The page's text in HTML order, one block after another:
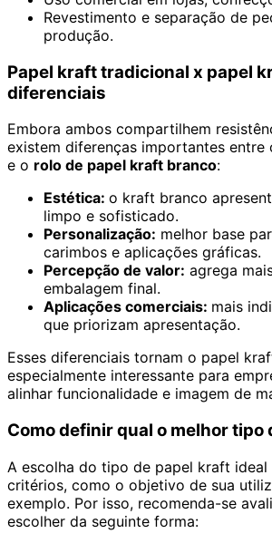
Revestimento e separação de
produção.
Papel kraft tradicional x papel
diferenciais
Embora ambos compartilhem
existem diferenças importantes
e o rolo de papel kraft branco:
Estética: o kraft branco
limpo e sofisticado.
Personalização: melhor base
carimbos e aplicações gráficas.
Percepção de valor: agrega
embalagem final.
Aplicações comerciais: mais
que priorizam apresentação.
Esses diferenciais tornam o papel
especialmente interessante para
alinhar funcionalidade e imagem de
Como definir qual o melhor tipo
A escolha do tipo de papel kraft ideal
critérios, como o objetivo de sua
exemplo. Por isso, recomenda-se
escolher da seguinte forma: